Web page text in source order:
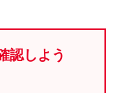
認しよう